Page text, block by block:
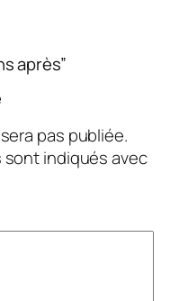
après”
pas publiée.
indiqués avec